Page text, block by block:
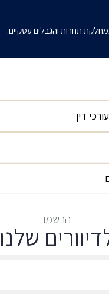
במחלקת תחרות והגבלים עסקיים.
והגבלים עסקיים
דין
עורכי הדין החל מינואר 2025
של תכנית האכיפה
הרשמו
שלנו